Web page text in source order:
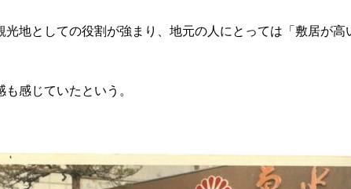
光地としての役割が強まり、地元の人にとっては「敷居が高
感じていたという。